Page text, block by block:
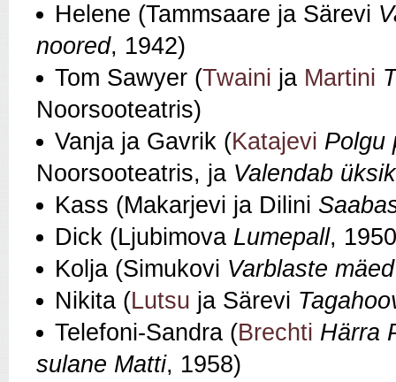
Helene (Tammsaare ja Särevi
noored, 1942)
Tom Sawyer (Twaini ja Martini
Noorsooteatris)
Vanja ja Gavrik (Katajevi Polgu
Noorsooteatris, ja Valendab
Kass (Makarjevi ja Dilini
Dick (Ljubimova Lumepall,
Kolja (Simukovi Varblaste mäed
Nikita (Lutsu ja Särevi
Telefoni‑Sandra (Brechti Härra
sulane Matti, 1958)